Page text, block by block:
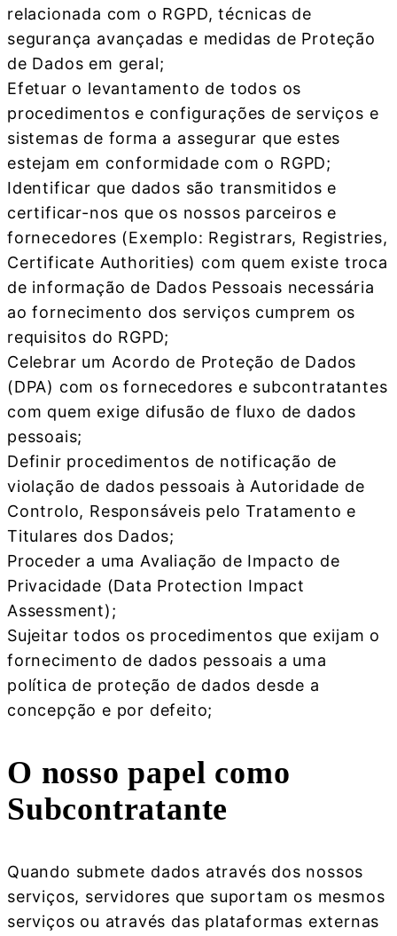
relacionada com o RGPD, técnicas de
segurança avançadas e medidas de Proteção
de Dados em geral;
Efetuar o levantamento de todos os
procedimentos e configurações de serviços e
sistemas de forma a assegurar que estes
estejam em conformidade com o RGPD;
Identificar que dados são transmitidos e
certificar-nos que os nossos parceiros e
fornecedores (Exemplo: Registrars, Registries,
Certificate Authorities) com quem existe troca
de informação de Dados Pessoais necessária
ao fornecimento dos serviços cumprem os
requisitos do RGPD;
Celebrar um Acordo de Proteção de Dados
(DPA) com os fornecedores e subcontratantes
com quem exige difusão de fluxo de dados
pessoais;
Definir procedimentos de notificação de
violação de dados pessoais à Autoridade de
Controlo, Responsáveis pelo Tratamento e
Titulares dos Dados;
Proceder a uma Avaliação de Impacto de
Privacidade (Data Protection Impact
Assessment);
Sujeitar todos os procedimentos que exijam o
fornecimento de dados pessoais a uma
política de proteção de dados desde a
concepção e por defeito;
O nosso papel como
Subcontratante
Quando submete dados através dos nossos
serviços, servidores que suportam os mesmos
serviços ou através das plataformas externas